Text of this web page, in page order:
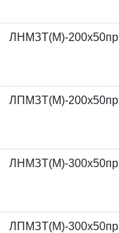
ЛНМЗТ(М)-200x50пр
ЛПМЗТ(М)-200x50пр
ЛНМЗТ(М)-300x50пр
ЛПМЗТ(М)-300x50пр